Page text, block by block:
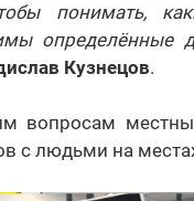
понимать,
определённые
Кузнецов.
вопросам
с людьми на